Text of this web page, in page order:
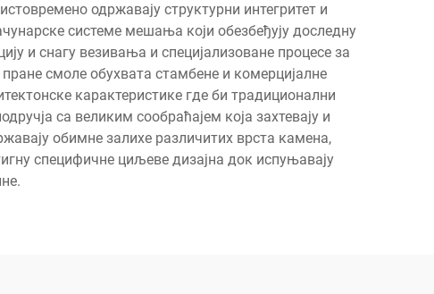
одржавају структурни интегритет и
системе мешања који обезбеђују доследну
и снагу везивања и специјализоване процесе за
смоле обухвата стамбене и комерцијалне
карактеристике где би традиционални
са великим сообраћајем која захтевају и
обимне залихе различитих врста камена,
специфичне циљеве дизајна док испуњавају